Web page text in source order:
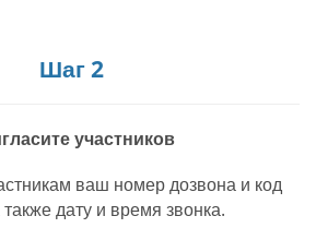
Шаг 2
участников
ваш номер дозвона и код
дату и время звонка.